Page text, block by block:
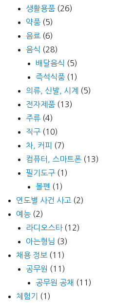
생활용품 (26)
약품 (5)
음료 (6)
음식 (28)
배달음식 (5)
즉석식품 (1)
의류, 신발, 시계 (5)
전자제품 (13)
주류 (4)
직구 (10)
차, 커피 (7)
컴퓨터, 스마트폰 (13)
필기도구 (1)
볼펜 (1)
연도별 사건 사고 (2)
예능 (2)
라디오스타(12)
아는형님 (3)
채용 정보 (11)
공무원 (11)
공무원 공채 (11)
체험기
(1)